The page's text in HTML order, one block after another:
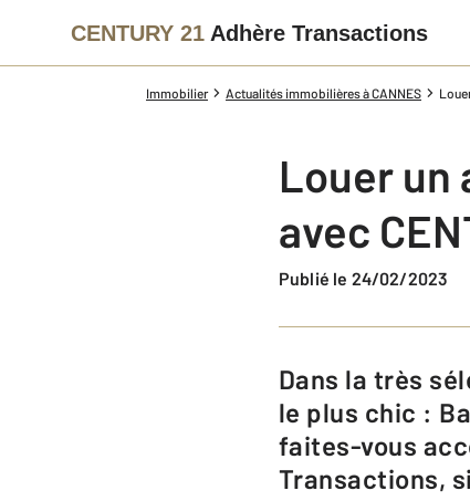
CENTURY 21 Adhère Transactions
Immobilier Actualités immobilières à CANNES
Louer un
avec
Publié le 24/02/2023
Dans la très sélecte ville de Cannes, vous avez été conquis par son quartier
le plus chic :
faites-vous
Transactions,